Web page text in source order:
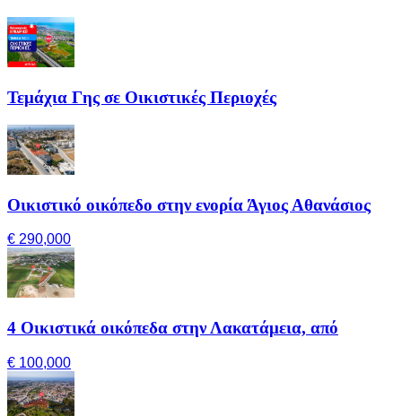
Τεμάχια Γης σε Οικιστικές Περιοχές
Οικιστικό οικόπεδο στην ενορία Άγιος Αθανάσιος
€ 290,000
4 Οικιστικά οικόπεδα στην Λακατάμεια, από
€ 100,000